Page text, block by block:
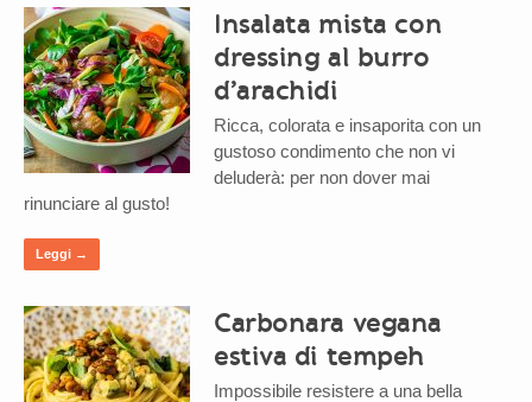
Insalata mista con
dressing al burro
d’arachidi
Ricca, colorata e insaporita con un
gustoso condimento che non vi
deluderà: per non dover mai
rinunciare al gusto!
Leggi →
Carbonara vegana
estiva di tempeh
Impossibile resistere a una bella